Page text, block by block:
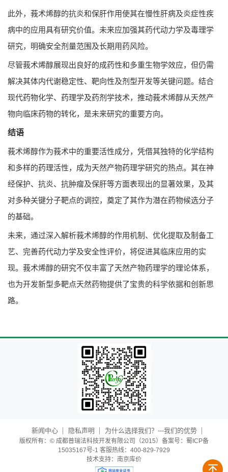
此外，莪术烯醇的抗炎和保肝作用使其在慢性肝病及炎症性疾
病中的应用具有研究价值。未来应加强其药代动力学及毒理学
研究，明确安全剂量范围及长期用药风险。
尽管莪术烯醇展现出良好的成药性和多重生物学效应，但仍需
解决其体内代谢稳定性、靶向性及剂型开发等关键问题。结合
现代药物化学、药理学及药剂学技术，推动莪术烯醇从天然产
物向临床药物的转化，是未来研究的重要方向。
结语
莪术烯醇作为莪术中的重要活性成分，凭借其独特的化学结构
和多样的药理活性，成为天然产物药理学研究的热点。其在神
经保护、抗炎、抗肿瘤及保肝等方面表现出的显著效果，及其
对多种关键分子靶点的调控，奠定了其作为潜在药物候选分子
的基础。
未来，通过深入解析莪术烯醇的作用机制、优化提取及制备工
艺、完善药代动力学及安全性评价，将促进其临床应用的实
现。莪术烯醇的研究不仅丰富了天然产物药理学的理论体系，
也为开发新型多靶点天然药物提供了宝贵的科学依据和创新思
路。
新闻中心 隐私声明 为什么选择我们？---我们的优势
版权所有：© 成都普瑞法科技开发有限公司（2015）备案号：蜀ICP备
15035167号-1 客服热线：400-829-7929
技术支持： 南京库价